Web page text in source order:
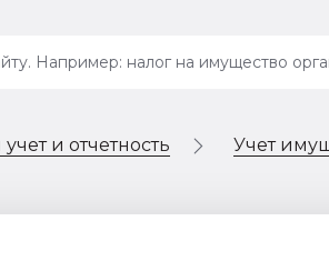
и отчетность Учет